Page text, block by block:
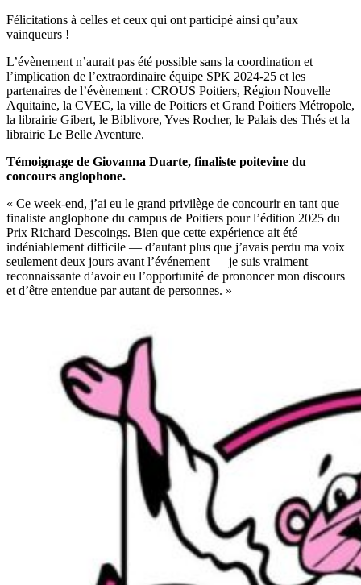
Félicitations à celles et ceux qui ont participé ainsi qu’aux
vainqueurs !
L’évènement n’aurait pas été possible sans la coordination et
l’implication de l’extraordinaire équipe SPK 2024-25 et les
partenaires de l’évènement : CROUS Poitiers, Région Nouvelle
Aquitaine, la CVEC, la ville de Poitiers et Grand Poitiers Métropole,
la librairie Gibert, le Biblivore, Yves Rocher, le Palais des Thés et la
librairie Le Belle Aventure.
Témoignage de Giovanna Duarte, finaliste poitevine du
concours anglophone.
« Ce week-end, j’ai eu le grand privilège de concourir en tant que
finaliste anglophone du campus de Poitiers pour l’édition 2025 du
Prix Richard Descoings. Bien que cette expérience ait été
indéniablement difficile — d’autant plus que j’avais perdu ma voix
seulement deux jours avant l’événement — je suis vraiment
reconnaissante d’avoir eu l’opportunité de prononcer mon discours
et d’être entendue par autant de personnes. »